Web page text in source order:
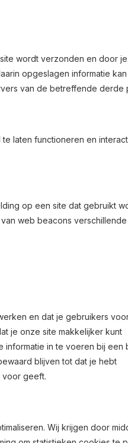
wordt verzonden en door
opgeslagen informatie kan
van de betreffende derde
laten functioneren en
op een site dat gebruikt
web beacons verschillende
en dat je gebruikers
je onze site makkelijker kunt
in te voeren bij een
blijven tot dat je hebt
voor geeft.
Wij krijgen door